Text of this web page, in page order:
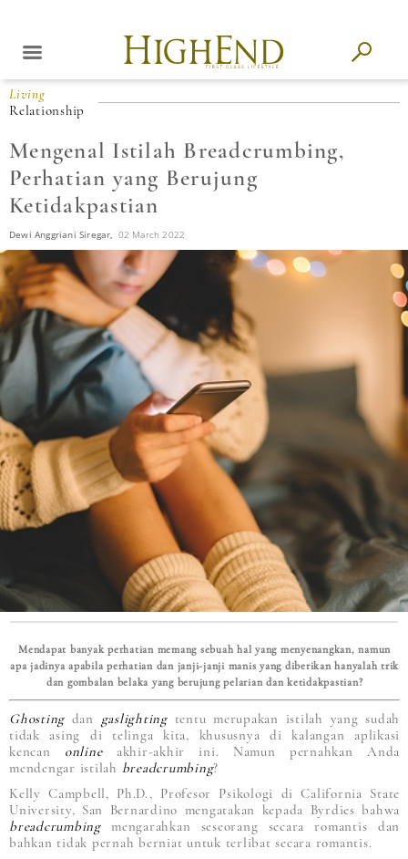
Living
Relationship
Mengenal Istilah Breadcrumbing,
Perhatian yang Berujung
Ketidakpastian
Dewi Anggriani Siregar, 02 March 2022
Mendapat banyak perhatian memang sebuah hal yang menyenangkan, namun
apa jadinya apabila perhatian dan janji-janji manis yang diberikan hanyalah trik
dan gombalan belaka yang berujung pelarian dan ketidakpastian?
Ghosting dan gaslightingtentu merupakan istilah yang sudah
tidak asing di telinga kita, khususnya di kalangan aplikasi
kencan onlineakhir-akhir ini. Namun pernahkan Anda
mendengar istilah breadcrumbing?
Kelly Campbell, Ph.D., Profesor Psikologi di California State
University, San Bernardino mengatakan kepada Byrdies bahwa
breadcrumbingmengarahkan seseorang secara romantis dan
bahkan tidak pernah berniat untuk terlibat secara romantis.